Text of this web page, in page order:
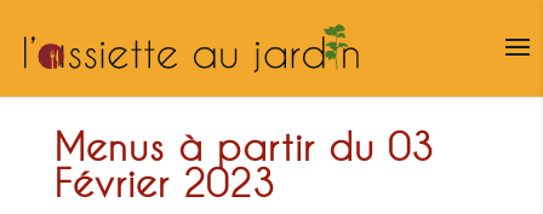
Menus à partir du 03
Février 2023